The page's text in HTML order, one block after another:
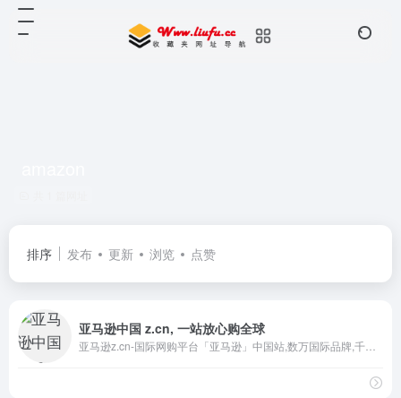
排序 发布 更新 浏览 点赞
亚马逊中国 z.cn, 一站放心购全球